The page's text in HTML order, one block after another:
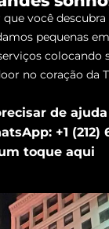
você descubra
pequenas
colocando
no coração da
de
+1 (212)
toque aqui